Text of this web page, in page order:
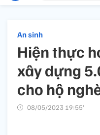
An sinh
Hiện thực
xây dựng
cho hộ
08/05/2023 19:55’